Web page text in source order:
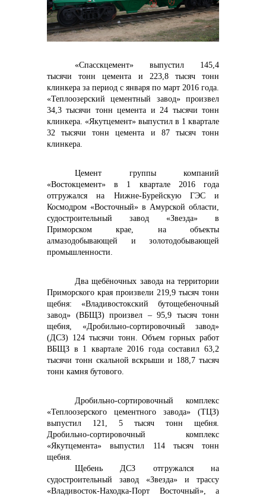
контакты отдела закупок
Контакты
+7 (423) 234 50 50
info@vostokcement.ru
«Спасскцемент» выпустил 145,4
тысячи тонн цемента и 223,8 тысяч тонн
клинкера за период с января по март 2016 года.
«Теплоозерский цементный завод» произвел
34,3 тысячи тонн цемента и 24 тысячи тонн
клинкера. «Якутцемент» выпустил в 1 квартале
32 тысячи тонн цемента и 87 тысяч тонн
клинкера.
Цемент группы компаний
«Востокцемент» в 1 квартале 2016 года
отгружался на Нижне-Бурейскую ГЭС и
Космодром «Восточный» в Амурской области,
судостроительный завод «Звезда» в
Приморском крае, на объекты
алмазодобывающей и золотодобывающей
промышленности.
Два щебёночных завода на территории
Приморского края произвели 219,9 тысяч тонн
щебня: «Владивостокский бутощебеночный
завод» (ВБЩЗ) произвел – 95,9 тысяч тонн
щебня, «Дробильно-сортировочный завод»
(ДСЗ) 124 тысячи тонн. Объем горных работ
ВБЩЗ в 1 квартале 2016 года составил 63,2
тысячи тонн скальной вскрыши и 188,7 тысяч
тонн камня бутового.
Дробильно-сортировочный комплекс
«Теплоозерского цементного завода» (ТЦЗ)
выпустил 121, 5 тысяч тонн щебня.
Дробильно-сортировочный комплекс
«Якутцемента» выпустил 114 тысяч тонн
щебня.
Щебень ДСЗ отгружался на
судостроительный завод «Звезда» и трассу
«Владивосток-Находка-Порт Восточный», а